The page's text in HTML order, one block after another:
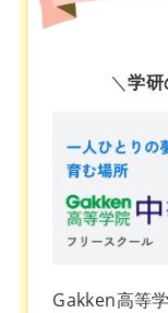
＼学
Gakken高等